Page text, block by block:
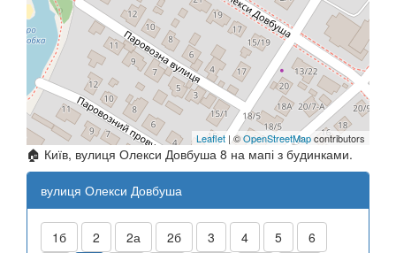
Leaflet | ©OpenStreetMapcontributors
🏠 Київ, вулиця Олекси Довбуша 8 на мапі з будинками.
вулиця Олекси Довбуша
1б 2 2а 2б 3 4 5 6